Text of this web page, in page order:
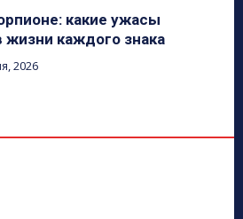
какие ужасы
каждого знака
2026